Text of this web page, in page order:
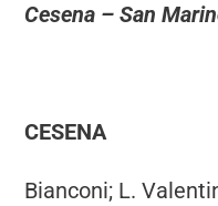
Cesena – San
CESENA
Bianconi; L.